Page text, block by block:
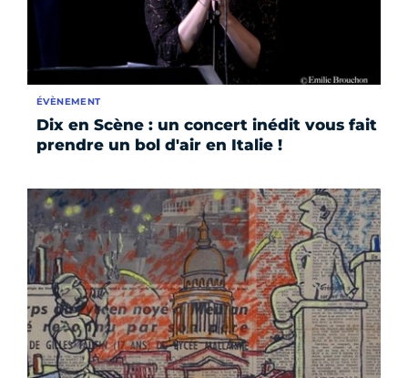
Dix en Scène : un concert inédit vous fait
prendre un bol d'air en Italie !
ÉVÈNEMENT